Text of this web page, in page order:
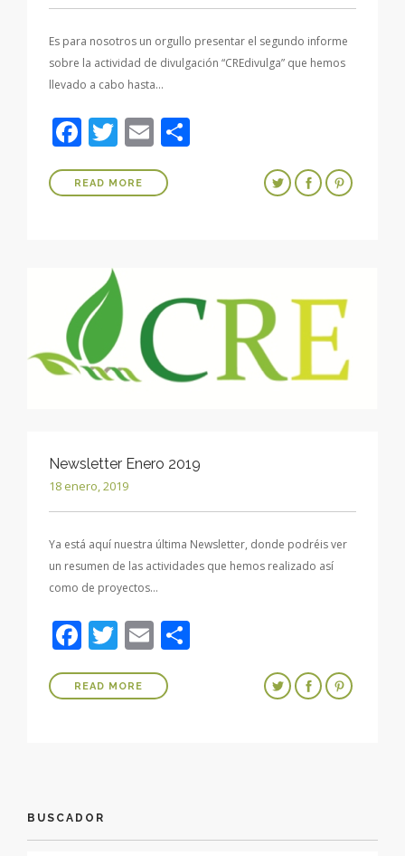
Es para nosotros un orgullo presentar el segundo informe
sobre la actividad de divulgación “CREdivulga” que hemos
llevado a cabo hasta…
Facebook
Twitter
Email
READ MORE
Newsletter Enero 2019
18 enero, 2019
Ya está aquí nuestra última Newsletter, donde podréis ver
un resumen de las actividades que hemos realizado así
como de proyectos…
Facebook
Twitter
Email
READ MORE
BUSCADOR